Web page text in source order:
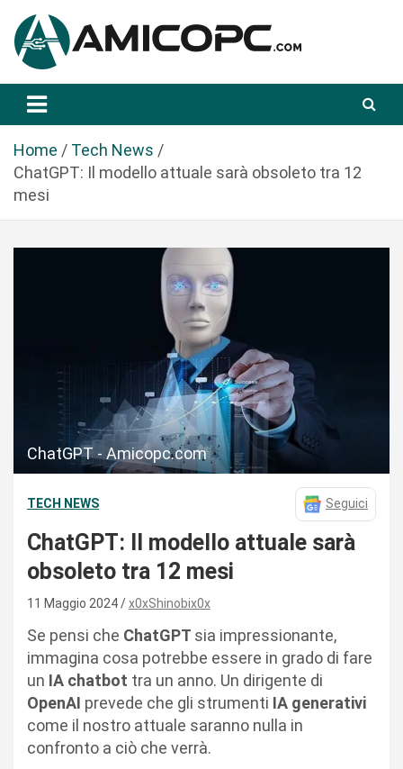
a
Amicopc.com
Home
Tech News
ChatGPT: Il modello attuale sarà obsoleto tra 12
mesi
ChatGPT - Amicopc.com
TECH NEWS Seguici
ChatGPT: Il modello attuale sarà
obsoleto tra 12 mesi
11 Maggio 2024 x0xShinobix0x
Se pensi che ChatGPT sia impressionante,
immagina cosa potrebbe essere in grado di fare
un IA chatbot tra un anno. Un dirigente di
OpenAI prevede che gli strumenti IA generativi
come il nostro attuale saranno nulla in
confronto a ciò che verrà.